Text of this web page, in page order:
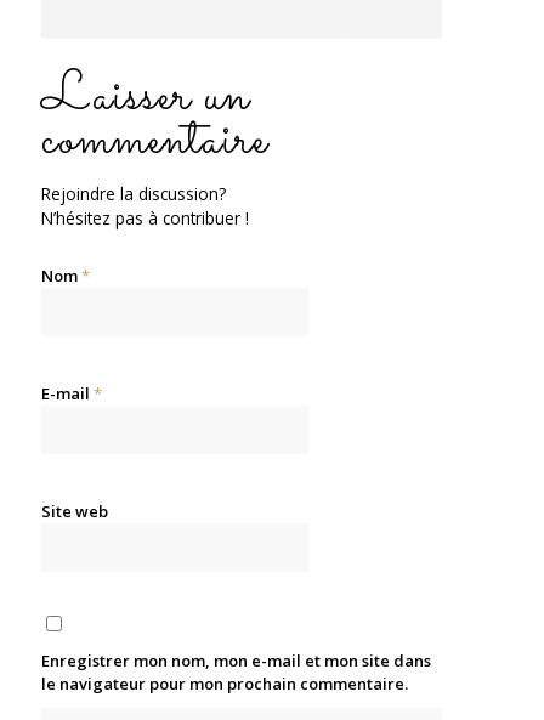
Laisser un
commentaire
Rejoindre la discussion?
N’hésitez pas à contribuer !
Nom*
E-mail *
Site web
Enregistrer mon nom, mon e-mail et mon site dans
le navigateur pour mon prochain commentaire.